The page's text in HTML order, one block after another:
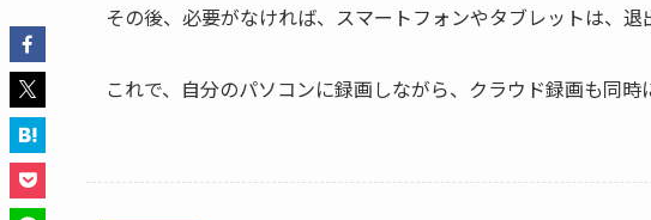
その後、必要がなければ、スマートフォンやタブレットは、退
これで、自分のパソコンに録画しながら、クラウド録画も同時